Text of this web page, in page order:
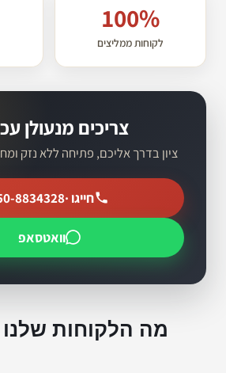
100%
לקוחות ממליצים
צריכים מנעולן
ציון בדרך אליכם, פתיחה ללא נזק
חייגו ·8834328
וואטסאפ
מה הלקוחות